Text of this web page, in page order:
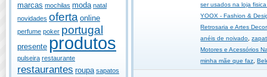
marcas mochilas moda natal
novidades oferta online
perfume poker portugal
presente produtos
pulseira restaurante
restaurantes roupa sapatos
ser usados na loja
YOOX - Fashion &
Retrosaria e Artes
anéis de noivado ,
Motores e Acessórios
minha mãe que faz ,